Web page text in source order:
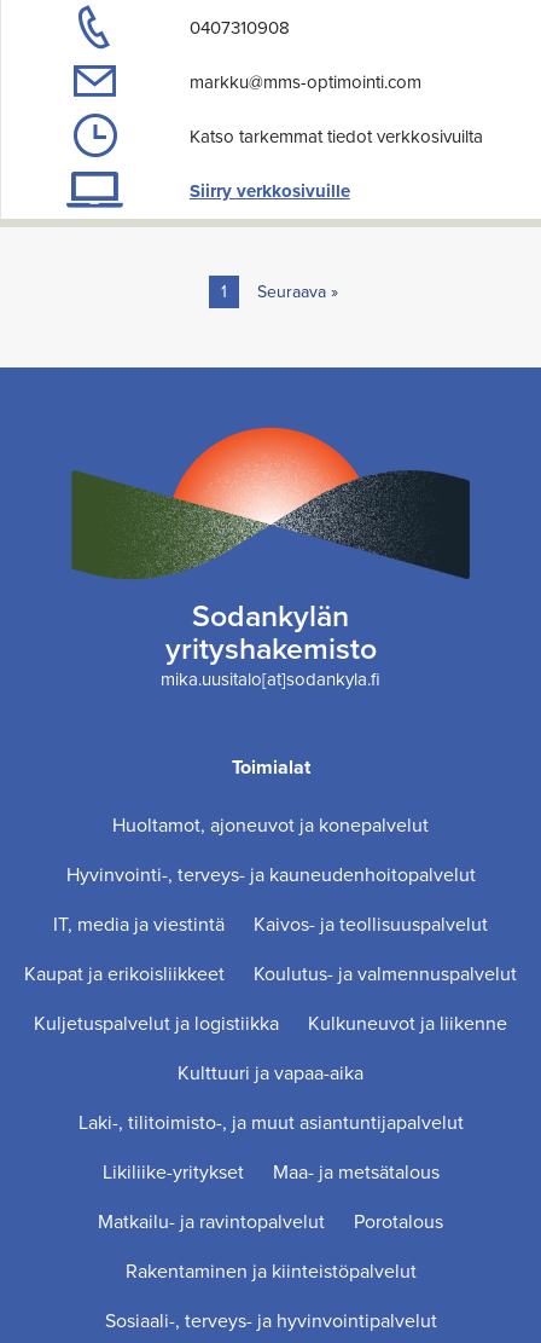
0407310908
markku@mms-optimointi.com
Katso tarkemmat tiedot verkkosivuilta
Siirry verkkosivuille
1 Seuraava »
Sodankylän
yrityshakemisto
mika.uusitalo[at]sodankyla.fi
Toimialat
Huoltamot, ajoneuvot ja konepalvelut
Hyvinvointi-, terveys- ja kauneudenhoitopalvelut
IT, media ja viestintä
Kaivos- ja teollisuuspalvelut
Kaupat ja erikoisliikkeet
Koulutus- ja valmennuspalvelut
Kuljetuspalvelut ja logistiikka
Kulkuneuvot ja liikenne
Kulttuuri ja vapaa-aika
Laki-, tilitoimisto-, ja muut asiantuntijapalvelut
Likiliike-yritykset
Maa- ja metsätalous
Matkailu- ja ravintopalvelut
Porotalous
Rakentaminen ja kiinteistöpalvelut
Sosiaali-, terveys- ja hyvinvointipalvelut